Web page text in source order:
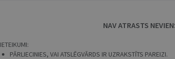
NAV ATRASTS
IETEIKUMI:
PĀRLIECINIES, VAI ATSLĒGVĀRDS IR UZRAKSTĪTS PAREIZI.